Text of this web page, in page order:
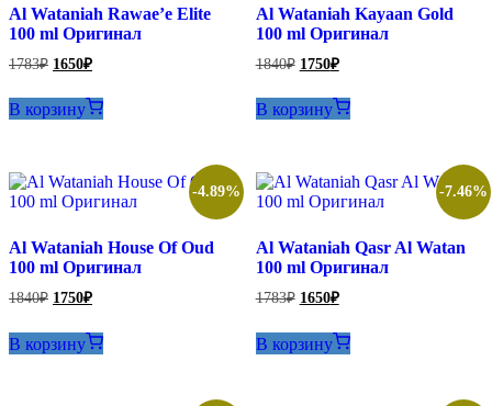
Al Wataniah Rawae’e Elite
100 ml Оригинал
1783₽ Первоначальная
цена
составляла
1783₽.
1650₽Текущая
цена:
1650₽.
В корзину
Al Wataniah Kayaan Gold
100 ml Оригинал
1840₽ Первоначальная
цена
составляла
1840₽.
1750₽Текущая
цена:
1750₽.
В корзину
-4.89%
Al Wataniah House Of Oud
100 ml Оригинал
1840₽ Первоначальная
составляла
1840₽.
1750₽Текущая
1750₽.
В корзину
-7.46%
Al Wataniah Qasr Al Watan
100 ml Оригинал
1783₽ Первоначальная
составляла
1783₽.
1650₽Текущая
1650₽.
В корзину